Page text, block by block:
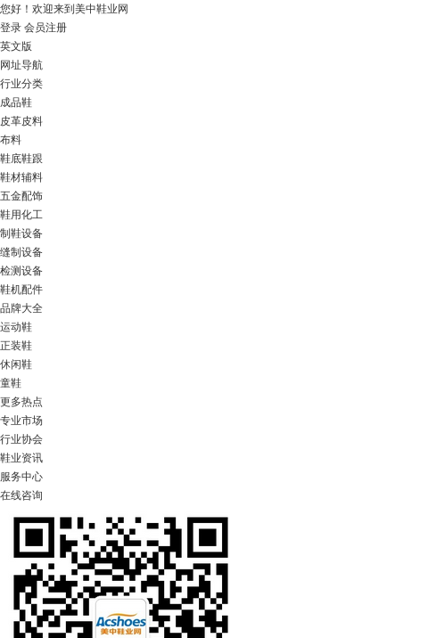
您好！ 欢迎来到美中鞋业网
登录 会员注册
英文版
网址导航
行业分类
成品鞋
皮革皮料
布料
鞋底鞋跟
鞋材辅料
五金配饰
鞋用化工
制鞋设备
缝制设备
检测设备
鞋机配件
品牌大全
运动鞋
正装鞋
休闲鞋
童鞋
更多热点
专业市场
行业协会
鞋业资讯
服务中心
在线咨询